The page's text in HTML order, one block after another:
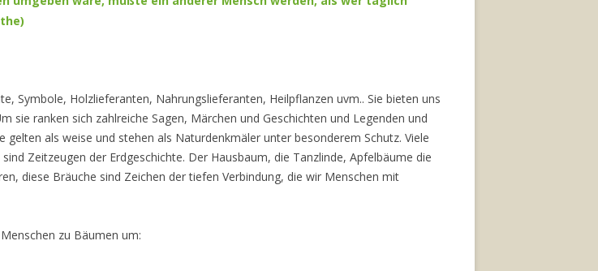
Symbole, Holzlieferanten, Nahrungslieferanten, Heilpflanzen uvm.. Sie bieten uns
sie ranken sich zahlreiche Sagen, Märchen und Geschichten und Legenden und
als weise und stehen als Naturdenkmäler unter besonderem Schutz. Viele
Zeitzeugen der Erdgeschichte. Der Hausbaum, die Tanzlinde, Apfelbäume die
diese Bräuche sind Zeichen der tiefen Verbindung, die wir Menschen mit
zu Bäumen um: